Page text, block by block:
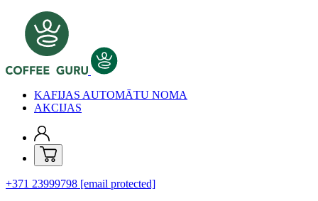
KAFIJAS AUTOMĀTU NOMA
AKCIJAS
+371 23999798 [email protected]